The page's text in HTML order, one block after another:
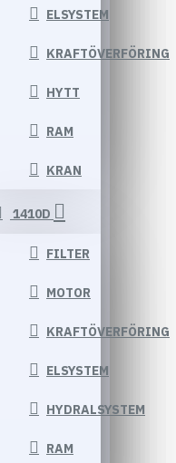
ELSYSTEM
KRAFTÖVERFÖRING
HYTT
RAM
KRAN
1410D
FILTER
MOTOR
KRAFTÖVERFÖRING
ELSYSTEM
HYDRALSYSTEM
RAM